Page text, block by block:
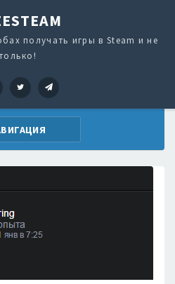
получать игры в Steam и не
VK Twitter